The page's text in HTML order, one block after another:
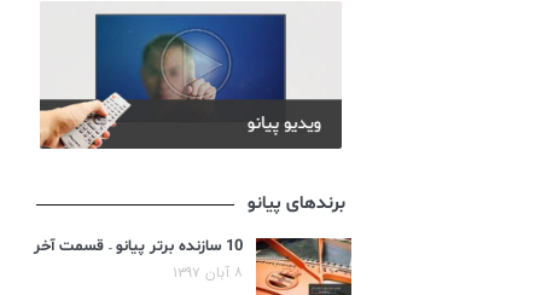
برندهای پیانو
10 سازنده برتر پیانو – قسمت آخر
۸ آبان ۱۳۹۷